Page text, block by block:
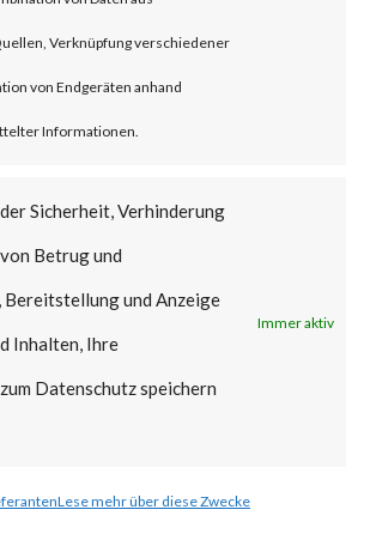
Verknüpfung verschiedener
von Endgeräten anhand
Informationen.
Sicherheit, Verhinderung
Betrug und
Bereitstellung und Anzeige
Inhalten, Ihre
Datenschutz speichern
Immer aktiv
Lese mehr über diese Zwecke
released a patch on
updates. Please
link to learn more
steps. [ Link ]
Coverage is
Labs has an